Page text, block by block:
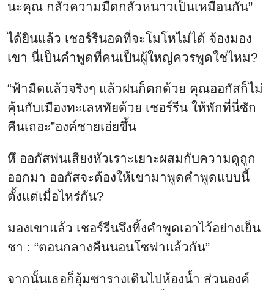
นะคุณ กลัวความมืดกลัวหนาวเป็นเหมือนกัน”
ได้ยินแล้ว เชอร์รีนอดที่จะโมโหไม่ได้ จ้องมอง
เขา นี่เป็นคำพูดที่คนเป็นผู้ใหญ่ควรพูดใช่ไหม?
“ฟ้ามืดแล้วจริงๆ แล้วฝนก็ตกด้วย คุณออกัสก็ไม่
คุ้นกับเมืองทะเลหทัยด้วย เชอร์รีน ให้พักที่นี่ซัก
คืนเถอะ”องค์ชายเอ่ยขึ้น
หึ ออกัสพ่นเสียงหัวเราะเยาะผสมกับความดูถูก
ออกมา ออกัสจะต้องให้เขามาพูดคำพูดแบบนี้
ตั้งแต่เมื่อไหร่กัน?
มองเขาแล้ว เชอร์รีนจึงทิ้งคำพูดเอาไว้อย่างเย็น
ชา : “ตอนกลางคืนนอนโซฟาแล้วกัน”
จากนั้นเธอก็อุ้มซารางเดินไปห้องน้ำ ส่วนองค์